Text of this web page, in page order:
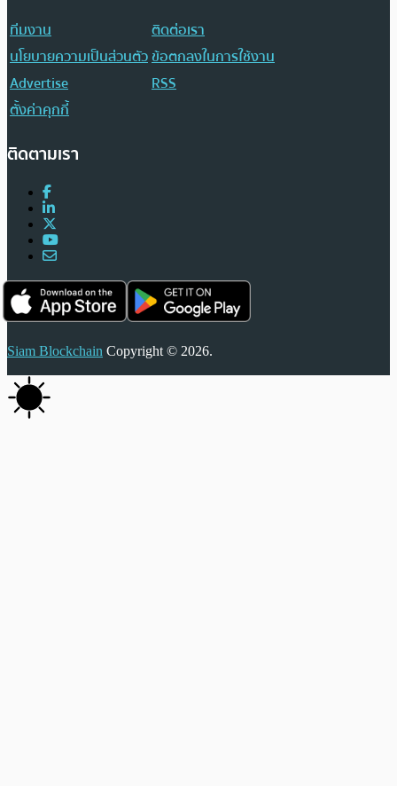
ทีมงาน
ติดต่อเรา
นโยบายความเป็นส่วนตัวข้อตกลงในการใช้งาน
Advertise
RSS
ตั้งค่าคุกกี้
ติดตามเรา
Siam Blockchain Copyright © 2026.